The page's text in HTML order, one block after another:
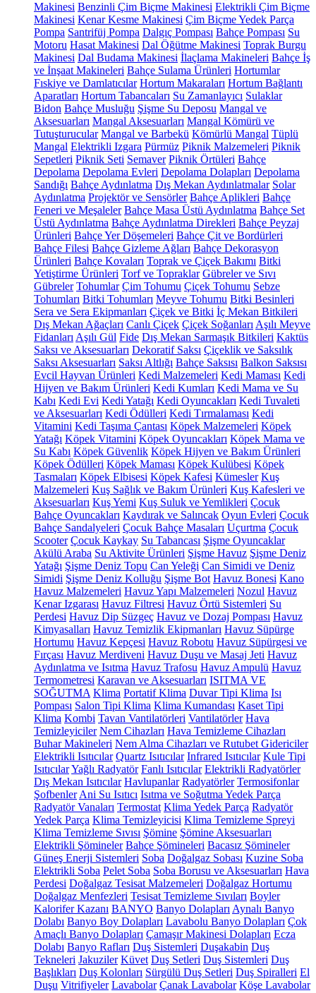
Makinesi Benzinli Çim Biçme Makinesi Elektrikli Çim Biçme
Makinesi Kenar Kesme Makinesi Çim Biçme Yedek Parça
Pompa Santrifüj Pompa Dalgıç Pompası Bahçe Pompası Su
Motoru Hasat Makinesi Dal Öğütme Makinesi Toprak Burgu
Makinesi Dal Budama Makinesi İlaçlama Makineleri Bahçe İş
ve İnşaat Makineleri Bahçe Sulama Ürünleri Hortumlar
Fıskiye ve Damlatıcılar Hortum Makaraları Hortum Bağlantı
Aparatları Hortum Tabancaları Su Zamanlayıcı Sulaklar
Bidon Bahçe Musluğu Şişme Su Deposu Mangal ve
Aksesuarları Mangal Aksesuarları Mangal Kömürü ve
Tutuşturucular Mangal ve Barbekü Kömürlü Mangal Tüplü
Mangal Elektrikli Izgara Pürmüz Piknik Malzemeleri Piknik
Sepetleri Piknik Seti Semaver Piknik Örtüleri Bahçe
Depolama Depolama Evleri Depolama Dolapları Depolama
Sandığı Bahçe Aydınlatma Dış Mekan Aydınlatmalar Solar
Aydınlatma Projektör ve Sensörler Bahçe Aplikleri Bahçe
Feneri ve Meşaleler Bahçe Masa Üstü Aydınlatma Bahçe Set
Üstü Aydınlatma Bahçe Aydınlatma Direkleri Bahçe Peyzaj
Ürünleri Bahçe Yer Döşemeleri Bahçe Çit ve Bordürleri
Bahçe Filesi Bahçe Gizleme Ağları Bahçe Dekorasyon
Ürünleri Bahçe Kovaları Toprak ve Çiçek Bakımı Bitki
Yetiştirme Ürünleri Torf ve Topraklar Gübreler ve Sıvı
Gübreler Tohumlar Çim Tohumu Çiçek Tohumu Sebze
Tohumları Bitki Tohumları Meyve Tohumu Bitki Besinleri
Sera ve Sera Ekipmanları Çiçek ve Bitki İç Mekan Bitkileri
Dış Mekan Ağaçları Canlı Çiçek Çiçek Soğanları Aşılı Meyve
Fidanları Aşılı Gül Fide Dış Mekan Sarmaşık Bitkileri Kaktüs
Saksı ve Aksesuarları Dekoratif Saksı Çiçeklik ve Saksılık
Saksı Aksesuarları Saksı Altlığı Bahçe Saksısı Balkon Saksısı
Evcil Hayvan Ürünleri Kedi Malzemeleri Kedi Maması Kedi
Hijyen ve Bakım Ürünleri Kedi Kumları Kedi Mama ve Su
Kabı Kedi Evi Kedi Yatağı Kedi Oyuncakları Kedi Tuvaleti
ve Aksesuarları Kedi Ödülleri Kedi Tırmalaması Kedi
Vitamini Kedi Taşıma Çantası Köpek Malzemeleri Köpek
Yatağı Köpek Vitamini Köpek Oyuncakları Köpek Mama ve
Su Kabı Köpek Güvenlik Köpek Hijyen ve Bakım Ürünleri
Köpek Ödülleri Köpek Maması Köpek Kulübesi Köpek
Tasmaları Köpek Elbisesi Köpek Kafesi Kümesler Kuş
Malzemeleri Kuş Sağlık ve Bakım Ürünleri Kuş Kafesleri ve
Aksesuarları Kuş Yemi Kuş Suluk ve Yemlikleri Çocuk
Bahçe Oyuncakları Kaydırak ve Salıncak Oyun Evleri Çocuk
Bahçe Sandalyeleri Çocuk Bahçe Masaları Uçurtma Çocuk
Scooter Çocuk Kaykay Su Tabancası Şişme Oyuncaklar
Akülü Araba Su Aktivite Ürünleri Şişme Havuz Şişme Deniz
Yatağı Şişme Deniz Topu Can Yeleği Can Simidi ve Deniz
Simidi Şişme Deniz Kolluğu Şişme Bot Havuz Bonesi Kano
Havuz Malzemeleri Havuz Yapı Malzemeleri Nozul Havuz
Kenar Izgarası Havuz Filtresi Havuz Örtü Sistemleri Su
Perdesi Havuz Dip Süzgeç Havuz ve Dozaj Pompası Havuz
Kimyasalları Havuz Temizlik Ekipmanları Havuz Süpürge
Hortumu Havuz Kepçesi Havuz Robotu Havuz Süpürgesi ve
Fırçası Havuz Merdiveni Havuz Duşu ve Masaj Jeti Havuz
Aydınlatma ve Isıtma Havuz Trafosu Havuz Ampulü Havuz
Termometresi Karavan ve Aksesuarları ISITMA VE
SOĞUTMA Klima Portatif Klima Duvar Tipi Klima Isı
Pompası Salon Tipi Klima Klima Kumandası Kaset Tipi
Klima Kombi Tavan Vantilatörleri Vantilatörler Hava
Temizleyiciler Nem Cihazları Hava Temizleme Cihazları
Buhar Makineleri Nem Alma Cihazları ve Rutubet Gidericiler
Elektrikli Isıtıcılar Quartz Isıtıcılar Infrared Isıtıcılar Kule Tipi
IsıtıcılarYağlı Radyatör Fanlı Isıtıcılar Elektrikli Radyatörler
Dış Mekan Isıtıcılar Havlupanlar Radyatörler Termosifonlar
Şofbenler Ani Su Isıtıcı Isıtma ve Soğutma Yedek Parça
Radyatör Vanaları Termostat Klima Yedek Parça Radyatör
Yedek Parça Klima Temizleyicisi Klima Temizleme Spreyi
Klima Temizleme Sıvısı Şömine Şömine Aksesuarları
Elektrikli Şömineler Bahçe Şömineleri Bacasız Şömineler
Güneş Enerji Sistemleri Soba Doğalgaz Sobası Kuzine Soba
Elektrikli Soba Pelet Soba Soba Borusu ve Aksesuarları Hava
Perdesi Doğalgaz Tesisat Malzemeleri Doğalgaz Hortumu
Doğalgaz Menfezleri Tesisat Temizleme Sıvıları Boyler
Kalorifer Kazanı BANYO Banyo Dolapları Aynalı Banyo
Dolabı Banyo Boy Dolapları Lavabolu Banyo Dolapları Çok
Amaçlı Banyo Dolapları Çamaşır Makinesi Dolapları Ecza
Dolabı Banyo Rafları Duş Sistemleri Duşakabin Duş
Tekneleri Jakuziler Küvet Duş Setleri Duş Sistemleri Duş
Başlıkları Duş Kolonları Sürgülü Duş Setleri Duş Spiralleri El
Duşu Vitrifiyeler Lavabolar Çanak Lavabolar Köşe Lavabolar